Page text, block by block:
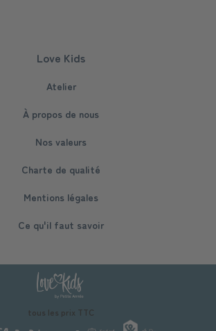
Love Kids
Atelier
À propos de nous
Nos valeurs
Charte de qualité
Mentions légales
Ce qu'il faut savoir
tous les prix TTC